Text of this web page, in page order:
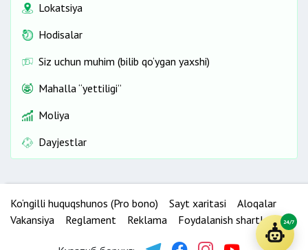
Lokatsiya
Hodisalar
Siz uchun muhim (bilib qo‘ygan yaxshi)
Mahalla “yettiligi”
Moliya
Dayjestlar
Ko‘ngilli huquqshunos (Pro bono) Sayt xaritasi
Aloqalar
Vakansiya
Reglament Reklama Foydalanish shartlari 24/7